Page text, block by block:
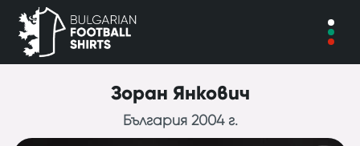
Зоран Янкович
България 2004 г.